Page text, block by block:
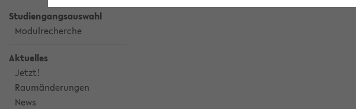
Studiengangsauswahl
Modulrecherche
Aktuelles
Jetzt!
Raumänderungen
News